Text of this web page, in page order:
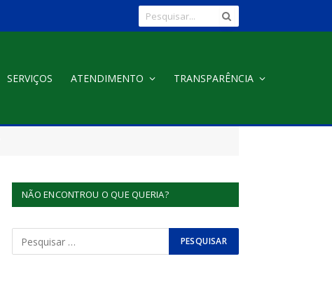
SERVIÇOS ATENDIMENTO TRANSPARÊNCIA
NÃO ENCONTROU O QUE QUERIA?